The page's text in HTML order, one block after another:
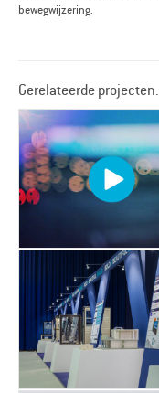
bewegwijzering.
Gerelateerde projecten: